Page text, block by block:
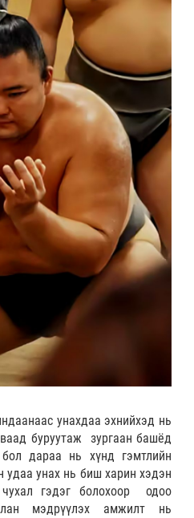
унахдаа эхнийхэд нь
буруутаж зургаан башёд
дараа нь хүнд гэмтлийн
удаа унах нь биш харин хэдэн
гэдэг болохоор одоо
мэдрүүлэх амжилт нь